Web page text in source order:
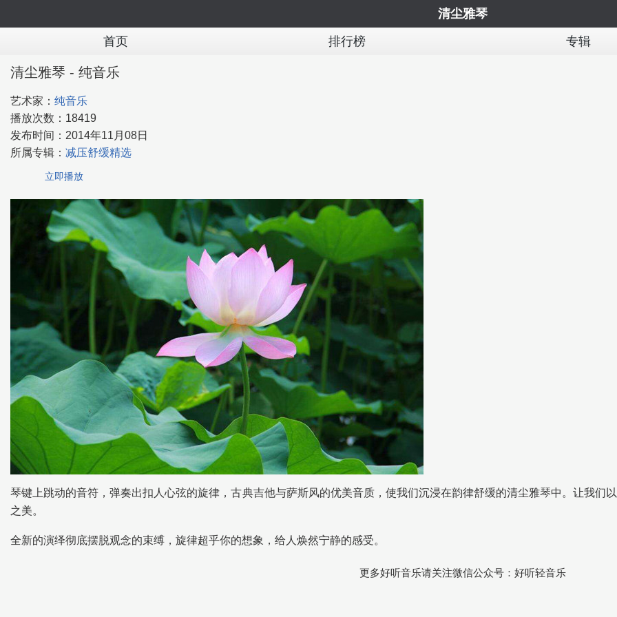
清尘雅琴
首页
排行榜 专辑
清尘雅琴 - 纯音乐
艺术家： 纯音乐
播放次数： 18419
发布时间： 2014年11月08日
所属专辑： 减压舒缓精选
立即播放
琴键上跳动的音符，弹奏出扣人心弦的旋律，古典吉他与萨斯风的优美音质，使我们沉浸在韵律舒缓的清尘雅琴中。让我们
之美。
全新的演绎彻底摆脱观念的束缚，旋律超乎你的想象，给人焕然宁静的感受。
更多好听音乐请关注微信公众号：好听轻音乐